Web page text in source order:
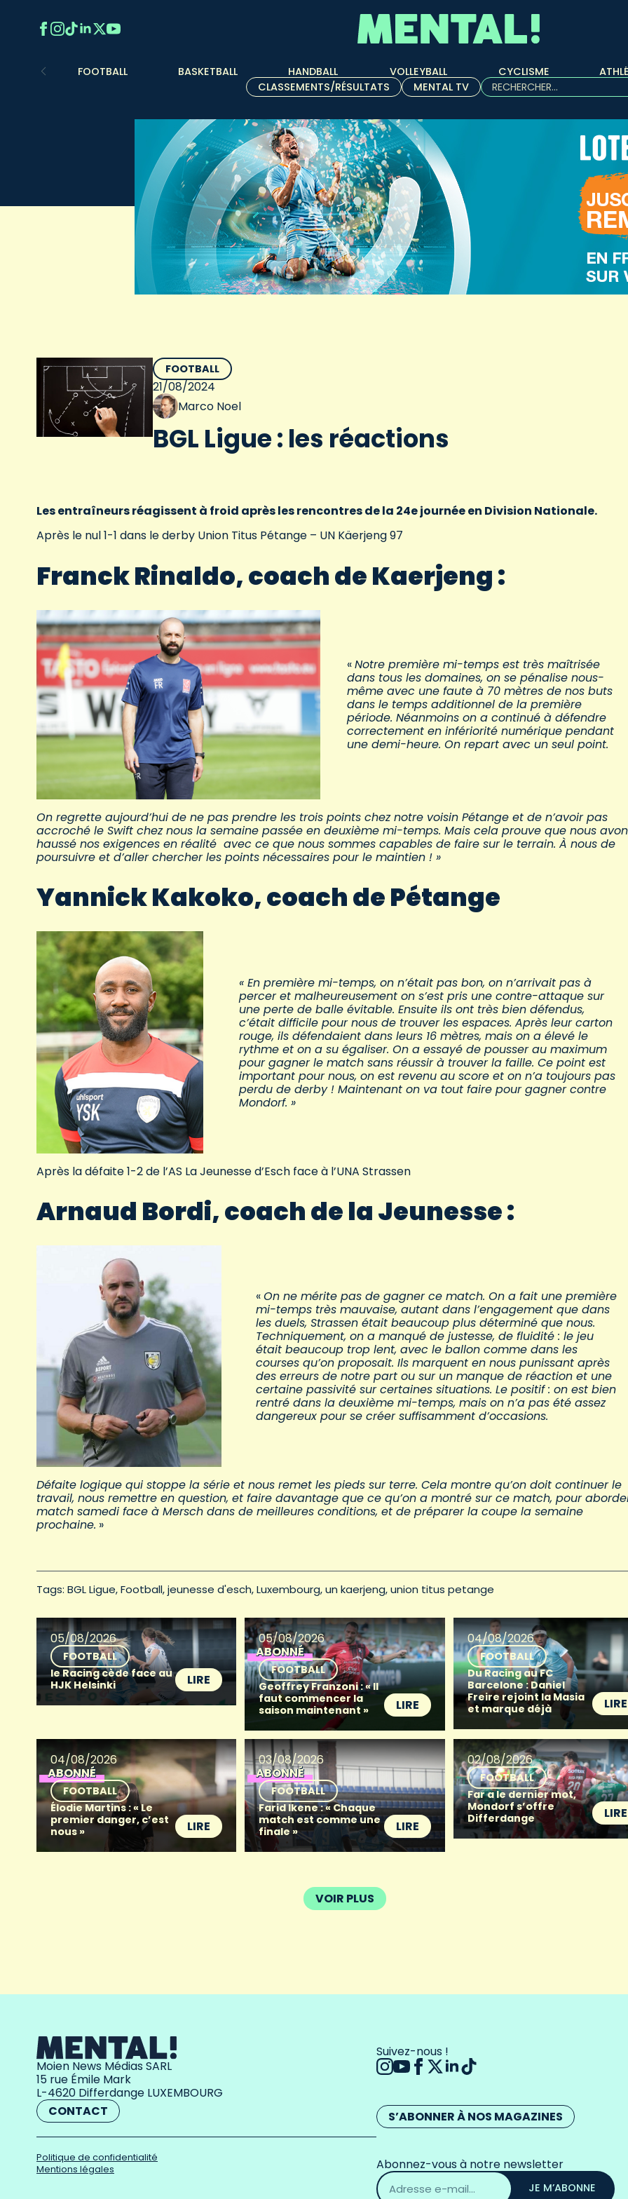
FOOTBALL BASKETBALL HANDBALL VOLLEYBALL CYCLISME
CLASSEMENTS/RÉSULTATS
MENTAL TV
Rechercher :
FOOTBALL
21/08/2024
Marco Noel
BGL Ligue : les réactions
Les entraîneurs réagissent à froid après les rencontres de la 24e journée en Division Nationale.
Après le nul 1-1 dans le derby Union Titus Pétange – UN Käerjeng 97
Franck Rinaldo, coach de Kaerjeng :
«Notre première mi-temps est très maîtrisée
dans tous les domaines, on se pénalise nous-
même avec une faute à 70 mètres de nos buts
dans le temps additionnel de la première
période. Néanmoins on a continué à défendre
correctement en infériorité numérique pendant
une demi-heure. On repart avec un seul point.
On regrette aujourd’hui de ne pas prendre les trois points chez notre voisin Pétange et de n’avoir pas
accroché le Swift chez nous la semaine passée en deuxième mi-temps. Mais cela prouve que nous
haussé nos exigences en réalité avec ce que nous sommes capables de faire sur le terrain. À nous de
poursuivre et d’aller chercher les points nécessaires pour le maintien ! »
Yannick Kakoko, coach de Pétange
« En première mi-temps, on n’était pas bon, on n’arrivait pas à
percer et malheureusement on s’est pris une contre-attaque sur
une perte de balle évitable. Ensuite ils ont très bien défendus,
c’était difficile pour nous de trouver les espaces. Après leur carton
rouge, ils défendaient dans leurs 16 mètres, mais on a élevé le
rythme et on a su égaliser. On a essayé de pousser au maximum
pour gagner le match sans réussir à trouver la faille. Ce point est
important pour nous, on est revenu au score et on n’a toujours pas
perdu de derby ! Maintenant on va tout faire pour gagner contre
Mondorf. »
Après la défaite 1-2 de l’AS La Jeunesse d’Esch face à l’UNA Strassen
Arnaud Bordi, coach de la Jeunesse :
«On ne mérite pas de gagner ce match. On a fait une première
mi-temps très mauvaise, autant dans l’engagement que dans
les duels, Strassen était beaucoup plus déterminé que nous.
Techniquement, on a manqué de justesse, de fluidité : le jeu
était beaucoup trop lent, avec le ballon comme dans les
courses qu’on proposait. Ils marquent en nous punissant après
des erreurs de notre part ou sur un manque de réaction et une
certaine passivité sur certaines situations. Le positif : on est bien
rentré dans la deuxième mi-temps, mais on n’a pas été assez
dangereux pour se créer suffisamment d’occasions.
Défaite logique qui stoppe la série et nous remet les pieds sur terre. Cela montre qu’on doit continuer le
travail, nous remettre en question, et faire davantage que ce qu’on a montré sur ce match, pour
match samedi face à Mersch dans de meilleures conditions, et de préparer la coupe la semaine
prochaine. »
Tags: BGL Ligue Football jeunesse d'esch Luxembourg un kaerjeng union titus petange
05/08/2026
FOOTBALL
le Racing cède face au
HJK Helsinki
LIRE
05/08/2026
ABONNÉ
FOOTBALL
Geoffrey Franzoni : « Il
faut commencer la
saison maintenant »
LIRE
04/08/2026
FOOTBALL
Du Racing au FC
Barcelone : Daniel
Freire rejoint la Masia
et marque déjà
LIRE
04/08/2026
ABONNÉ
FOOTBALL
Élodie Martins : « Le
premier danger, c’est
nous »
LIRE
03/08/2026
ABONNÉ
FOOTBALL
Farid Ikene : « Chaque
match est comme une
finale »
LIRE
02/08/2026
FOOTBALL
Far a le dernier mot,
Mondorf s’offre
Differdange
LIRE
VOIR PLUS
Moien News Médias SARL
15 rue Émile Mark
L-4620 Differdange LUXEMBOURG
CONTACT
Politique de confidentialité
Mentions légales
Suivez-nous !
S’ABONNER À NOS MAGAZINES
Abonnez-vous à notre newsletter
Adresse
email JE M’ABONNE